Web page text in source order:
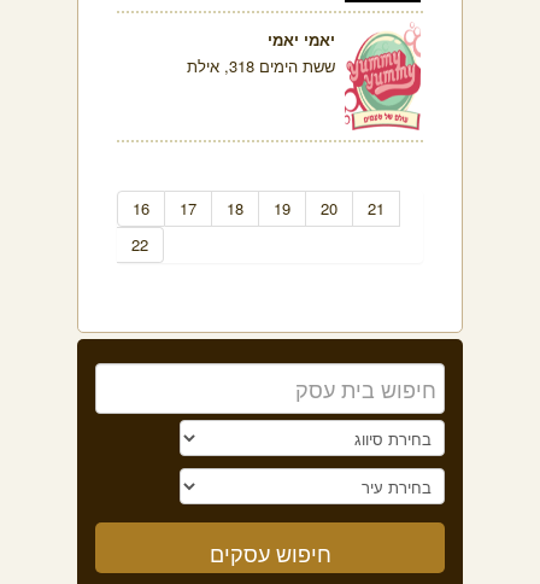
יאמי יאמי
ששת הימים 318, אילת
16 17 18 19 20
21
22